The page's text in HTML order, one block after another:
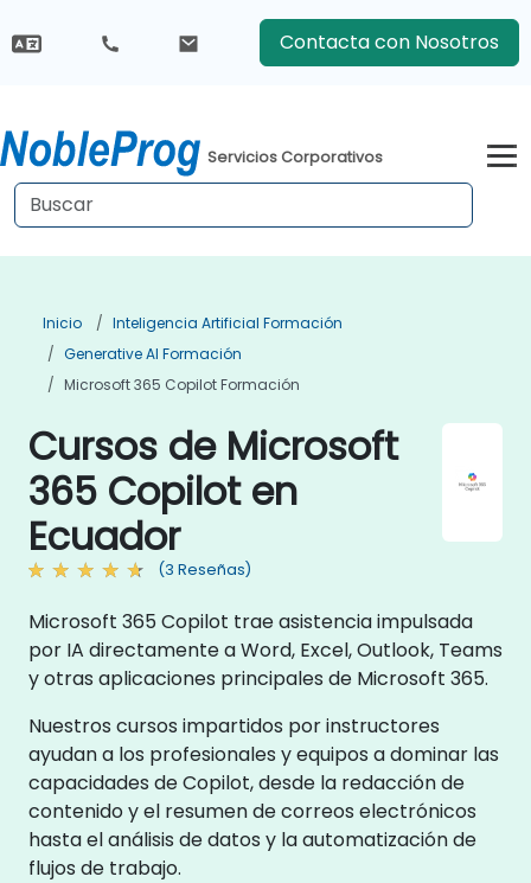
Contacta con Nosotros
Servicios Corporativos
Inicio
Inteligencia Artificial Formación
Generative AI Formación
Microsoft 365 Copilot Formación
Cursos de Microsoft
365 Copilot en
Ecuador
(3 Reseñas)
Microsoft 365 Copilot trae asistencia impulsada
por IA directamente a Word, Excel, Outlook, Teams
y otras aplicaciones principales de Microsoft 365.
Nuestros cursos impartidos por instructores
ayudan a los profesionales y equipos a dominar las
capacidades de Copilot, desde la redacción de
contenido y el resumen de correos electrónicos
hasta el análisis de datos y la automatización de
flujos de trabajo.